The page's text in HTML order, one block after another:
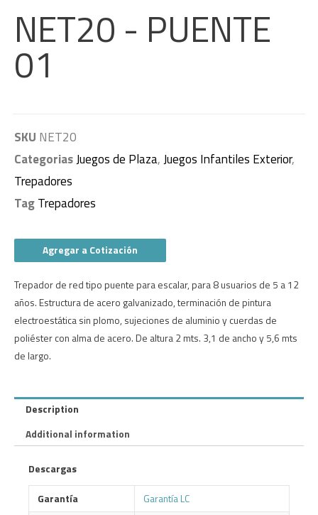
NET20 - PUENTE
01
SKU NET20
CategoriasJuegos de Plaza,Juegos Infantiles Exterior,
Trepadores
TagTrepadores
Agregar a Cotización
Trepador de red tipo puente para escalar, para 8 usuarios de 5 a 12
años. Estructura de acero galvanizado, terminación de pintura
electroestática sin plomo, sujeciones de aluminio y cuerdas de
poliéster con alma de acero. De altura 2 mts. 3,1 de ancho y 5,6 mts
de largo.
Description
Additional information
Descargas
Garantía Garantía LC